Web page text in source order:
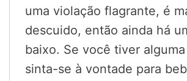
uma violação flagrante, é
descuido, então ainda há
baixo. Se você tiver
sinta-se à vontade para